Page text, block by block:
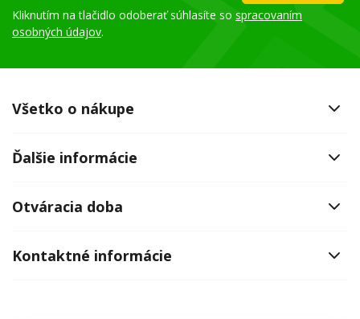
Kliknutím na tlačidlo odoberať súhlasíte so spracovaním
osobných údajov.
Všetko o nákupe
Ďalšie informácie
Otváracia doba
Kontaktné informácie